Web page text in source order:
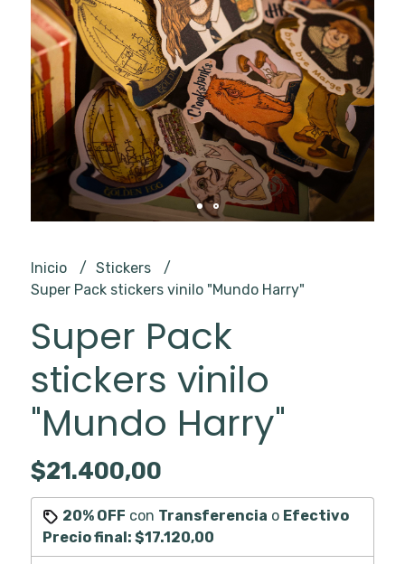
Inicio
Stickers
Super Pack stickers vinilo "Mundo Harry"
Super Pack
stickers vinilo
"Mundo Harry"
$21.400,00
20% OFF con Transferencia o Efectivo
Precio final: $17.120,00